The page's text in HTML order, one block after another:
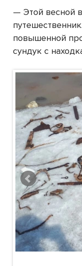
— Этой весной
повышенной
сундук с